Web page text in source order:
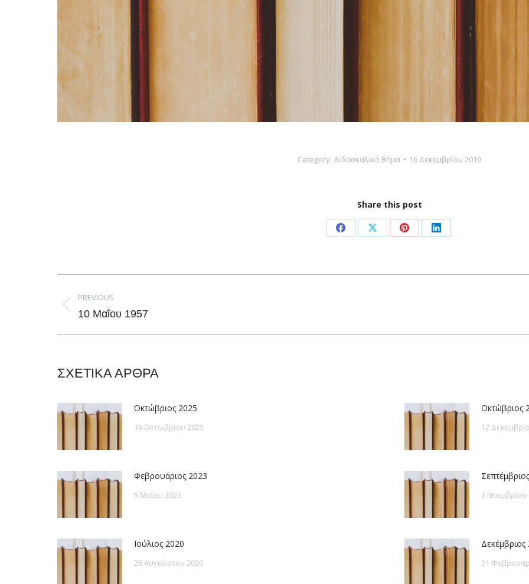
Category: Διδασκαλικό Βήμα 16 Δεκεμβρίου 2019
Share this post
Share
Facebook
Share
X
Share
Pinterest
Share
LinkedIn
navigation
PREVIOUS
Previous
10 Μαΐου 1957
ΣΧΕΤΙΚΑ ΑΡΘΡΑ
Οκτώβριος 2025
16 Οκτωβρίου 2025
Οκτώβριος
12
Φεβρουάριος 2023
5 Μαΐου 2023 3 Νοεμβρίου
Ιούλιος 2020
26 Αυγούστου 2020
Δεκέμβριος
21